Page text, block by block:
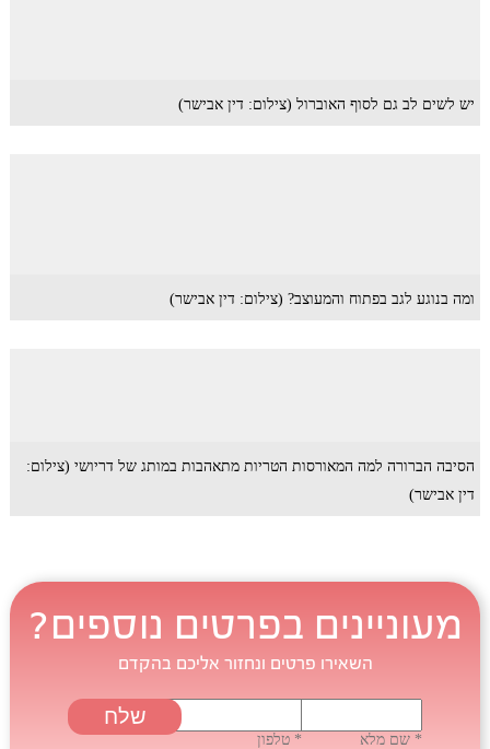
יש לשים לב גם לסוף האוברול (צילום: דין אבישר)
ומה בנוגע לגב בפתוח והמעוצב? (צילום: דין אבישר)
הסיבה הברורה למה המאורסות הטריות מתאהבות במותג של דריושי (צילום:
דין אבישר)
מעוניינים בפרטים נוספים?
השאירו פרטים ונחזור אליכם בהקדם
* שם מלא
* טלפון